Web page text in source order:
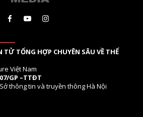
TỔNG HỢP CHUYÊN SÂU VỀ THỂ
Việt Nam
GP –TTĐT
thông tin và truyền thông Hà Nội